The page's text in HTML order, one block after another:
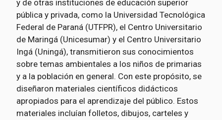
y de otras instituciones de educación superior
pública y privada, como la Universidad Tecnológica
Federal de Paraná (UTFPR), el Centro Universitario
de Maringá (Unicesumar) y el Centro Universitario
Ingá (Uningá), transmitieron sus conocimientos
sobre temas ambientales a los niños de primarias
y a la población en general. Con este propósito, se
diseñaron materiales científicos didácticos
apropiados para el aprendizaje del público. Estos
materiales incluían folletos, dibujos, carteles y